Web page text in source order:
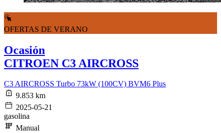
OFERTAS DE VERANO
Ocasión
CITROEN C3 AIRCROSS
C3 AIRCROSS Turbo 73kW (100CV) BVM6 Plus
9.853 km
2025-05-21
gasolina
Manual